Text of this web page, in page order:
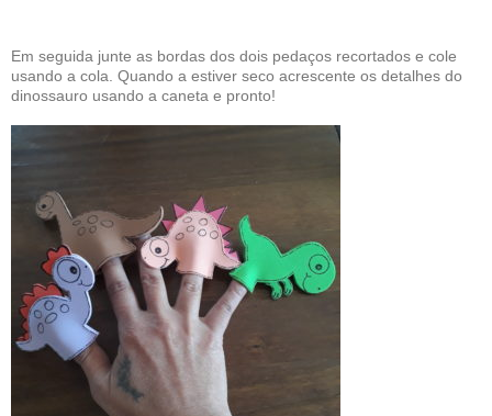
Em seguida junte as bordas dos dois pedaços recortados e cole
usando a cola. Quando a estiver seco acrescente os detalhes do
dinossauro usando a caneta e pronto!